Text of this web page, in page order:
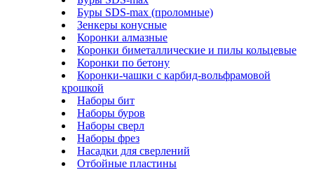
Буры SDS-max (проломные)
Зенкеры конусные
Коронки алмазные
Коронки биметаллические и пилы кольцевые
Коронки по бетону
Коронки-чашки с карбид-вольфрамовой
крошкой
Наборы бит
Наборы буров
Наборы сверл
Наборы фрез
Насадки для сверлений
Отбойные пластины